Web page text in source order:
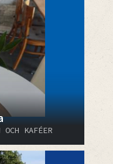
OCH KAFÉER